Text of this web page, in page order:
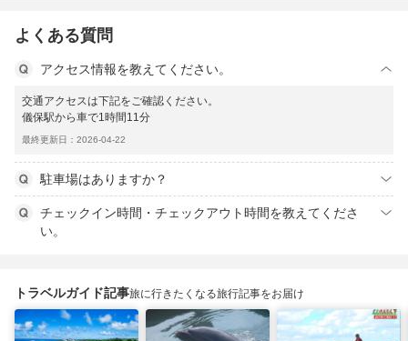
よくある質問
アクセス情報を教えてください。
交通アクセスは下記をご確認ください。
儀保駅から車で1時間11分
最終更新日：2026-04-22
駐車場はありますか？
チェックイン時間・チェックアウト時間を教えてくださ
い。
トラベルガイド記事旅に行きたくなる旅行記事をお届け